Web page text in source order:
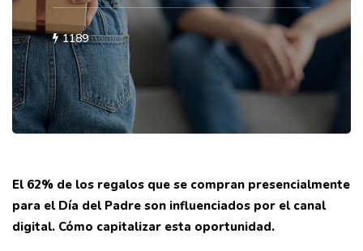
1189
El 62% de los regalos que se compran presencialmente
para el Día del Padre son influenciados por el canal
digital. Cómo capitalizar esta oportunidad.